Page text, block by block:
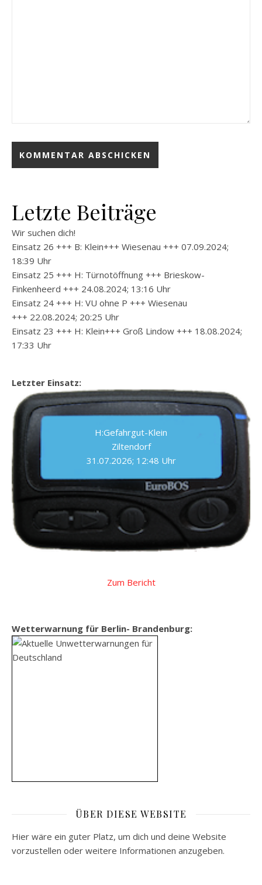
Letzte Beiträge
Wir suchen dich!
Einsatz 26 +++ B: Klein+++ Wiesenau +++ 07.09.2024;
18:39 Uhr
Einsatz 25 +++ H: Türnotöffnung +++ Brieskow-
Finkenheerd +++ 24.08.2024; 13:16 Uhr
Einsatz 24 +++ H: VU ohne P +++ Wiesenau
+++ 22.08.2024; 20:25 Uhr
Einsatz 23 +++ H: Klein+++ Groß Lindow +++ 18.08.2024;
17:33 Uhr
Letzter Einsatz:
H:Gefahrgut-Klein
Ziltendorf
31.07.2026; 12:48 Uhr
Zum Bericht
Wetterwarnung für Berlin- Brandenburg:
ÜBER DIESE WEBSITE
Hier wäre ein guter Platz, um dich und deine Website
vorzustellen oder weitere Informationen anzugeben.